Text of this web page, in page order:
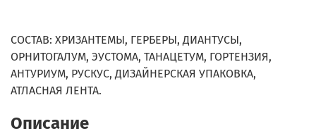
СОСТАВ: ХРИЗАНТЕМЫ, ГЕРБЕРЫ, ДИАНТУСЫ,
ОРНИТОГАЛУМ, ЭУСТОМА, ТАНАЦЕТУМ, ГОРТЕНЗИЯ,
АНТУРИУМ, РУСКУС, ДИЗАЙНЕРСКАЯ УПАКОВКА,
АТЛАСНАЯ ЛЕНТА.
Описание